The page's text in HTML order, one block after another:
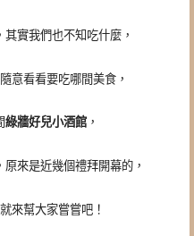
實我們也不知吃什麼，
意看看要吃哪間美食，
綠牆好兒小酒館 ，
來是近幾個禮拜開幕的，
來幫大家嘗嘗吧！